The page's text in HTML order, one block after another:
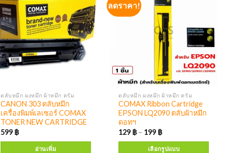
ตลับหมึก ผงหมึก ผ้าหมึก ดรัม
CANON 303 ตลับหมึก
เครื่องพิมพ์เลเซอร์ COMAX
TONER NEW CARTRIDGE
599 ฿
อ่านเพิ่ม
ลดราคา!
ตลับหมึก ผงหมึก ผ้าหมึก ดรัม
COMAX Ribbon Cartridge
EPSON LQ2090 ตลับผ้าหมึก
ดอทฯ
129 ฿ – 199 ฿
เลือกรูปแบบ